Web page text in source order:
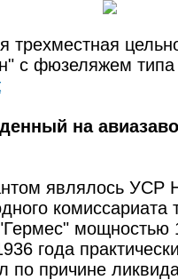
трехместная
с фюзеляжем типа
на
являлось УСР
мощностью
года
по причине